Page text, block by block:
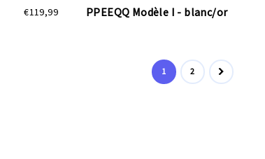
€119,99 PPEEQQ Modèle I - blanc/or
1 2